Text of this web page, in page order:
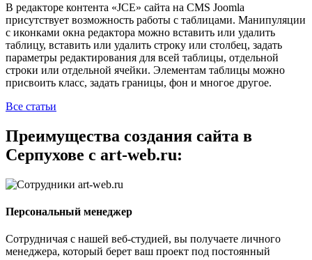
В редакторе контента «JCE» сайта на CMS Joomla
присутствует возможность работы с таблицами. Манипуляции
с иконками окна редактора можно вставить или удалить
таблицу, вставить или удалить строку или столбец, задать
параметры редактирования для всей таблицы, отдельной
строки или отдельной ячейки. Элементам таблицы можно
присвоить класс, задать границы, фон и многое другое.
Все статьи
Преимущества создания сайта в
Серпухове с art-web.ru:
Персональный менеджер
Сотрудничая с нашей веб-студией, вы получаете личного
менеджера, который берет ваш проект под постоянный